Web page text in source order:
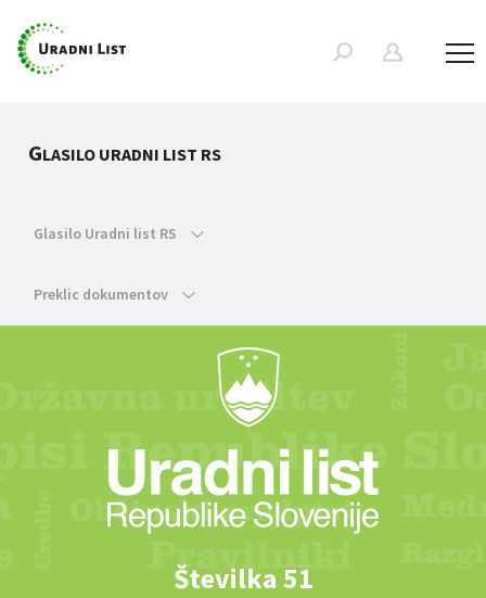
GLASILO URADNI LIST RS
Glasilo Uradni list RS
Preklic dokumentov
Številka 51